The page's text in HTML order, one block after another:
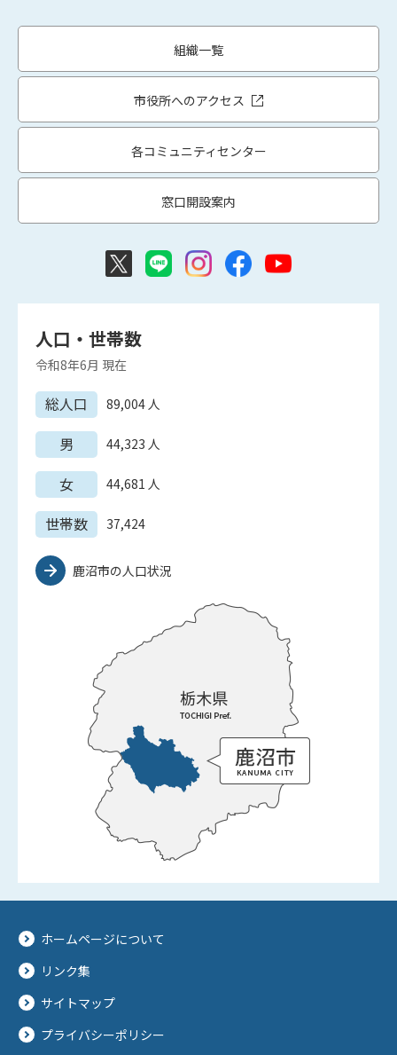
組織一覧
市役所へのアクセス
各コミュニティセンター
窓口開設案内
人口・世帯数
令和8年6月 現在
総人口 89,004 人
男 44,323 人
女 44,681 人
世帯数 37,424
鹿沼市の人口状況
ホームページについて
リンク集
サイトマップ
プライバシーポリシー